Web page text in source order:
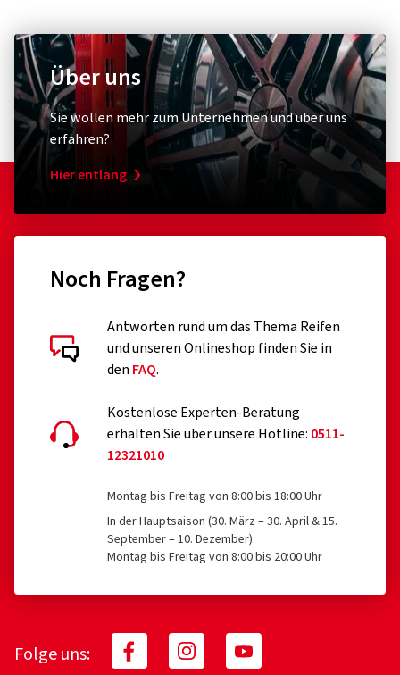
Über uns
Sie wollen mehr zum Unternehmen und über uns
erfahren?
Hier entlang
Noch Fragen?
Antworten rund um das Thema Reifen
und unseren Onlineshop finden Sie in
den FAQ.
Kostenlose Experten-Beratung
erhalten Sie über unsere Hotline: 0511-
12321010
Montag bis Freitag von 8:00 bis 18:00 Uhr
In der Hauptsaison (30. März – 30. April & 15.
September – 10. Dezember):
Montag bis Freitag von 8:00 bis 20:00 Uhr
Folge uns: